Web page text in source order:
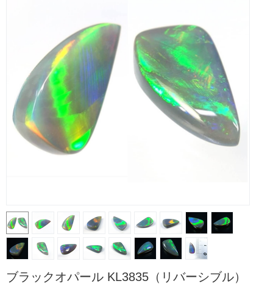
ブラックオパール KL3835（リバーシブル）